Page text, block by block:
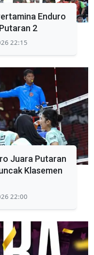
Enduro
2
22:15
Juara Putaran
Klasemen
22:00